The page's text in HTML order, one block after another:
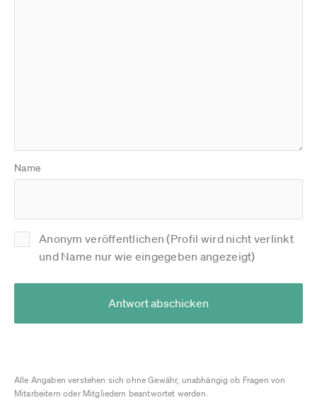
Name
Anonym veröffentlichen (Profil wird nicht verlinkt
und Name nur wie eingegeben angezeigt)
Antwort abschicken
Alle Angaben verstehen sich ohne Gewähr, unabhängig ob Fragen von
Mitarbeitern oder Mitgliedern beantwortet werden.